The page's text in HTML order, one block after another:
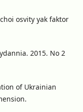
osvity yak faktor
2015. No 2
of Ukrainian